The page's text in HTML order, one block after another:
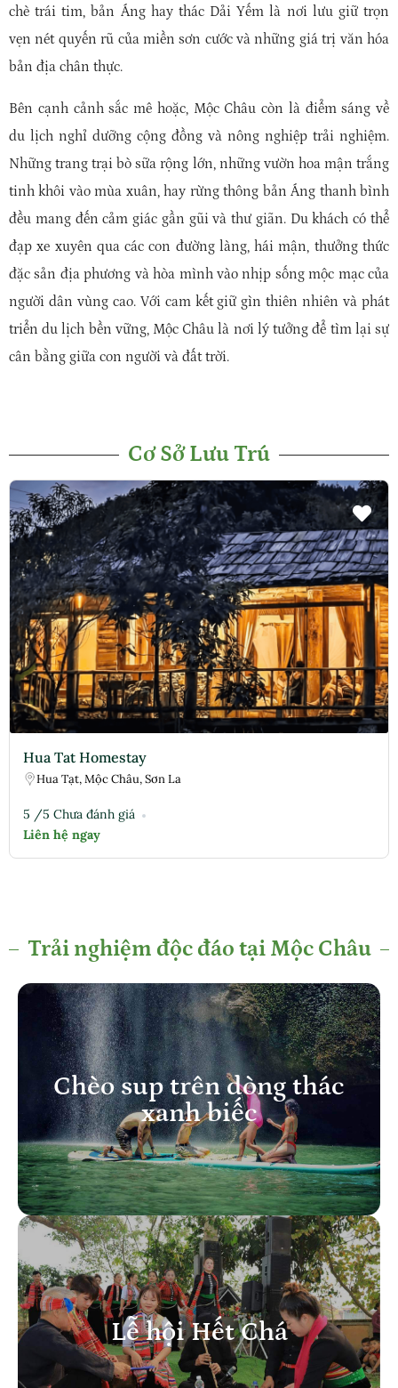
chè trái tim, bản Áng hay thác Dải Yếm là nơi lưu giữ trọn
vẹn nét quyến rũ của miền sơn cước và những giá trị văn hóa
bản địa chân thực.
Bên cạnh cảnh sắc mê hoặc, Mộc Châu còn là điểm sáng về
du lịch nghỉ dưỡng cộng đồng và nông nghiệp trải nghiệm.
Những trang trại bò sữa rộng lớn, những vườn hoa mận trắng
tinh khôi vào mùa xuân, hay rừng thông bản Áng thanh bình
đều mang đến cảm giác gần gũi và thư giãn. Du khách có thể
đạp xe xuyên qua các con đường làng, hái mận, thưởng thức
đặc sản địa phương và hòa mình vào nhịp sống mộc mạc của
người dân vùng cao. Với cam kết giữ gìn thiên nhiên và phát
triển du lịch bền vững, Mộc Châu là nơi lý tưởng để tìm lại sự
cân bằng giữa con người và đất trời.
Cơ Sở Lưu Trú
Hua Tat Homestay
Hua Tạt, Mộc Châu, Sơn La
5 /5 Chưa đánh giá
Trải nghiệm độc đáo tại Mộc Châu
Chèo sup trên dòng thác
xanh biếc
Lễ hội Hết Chá